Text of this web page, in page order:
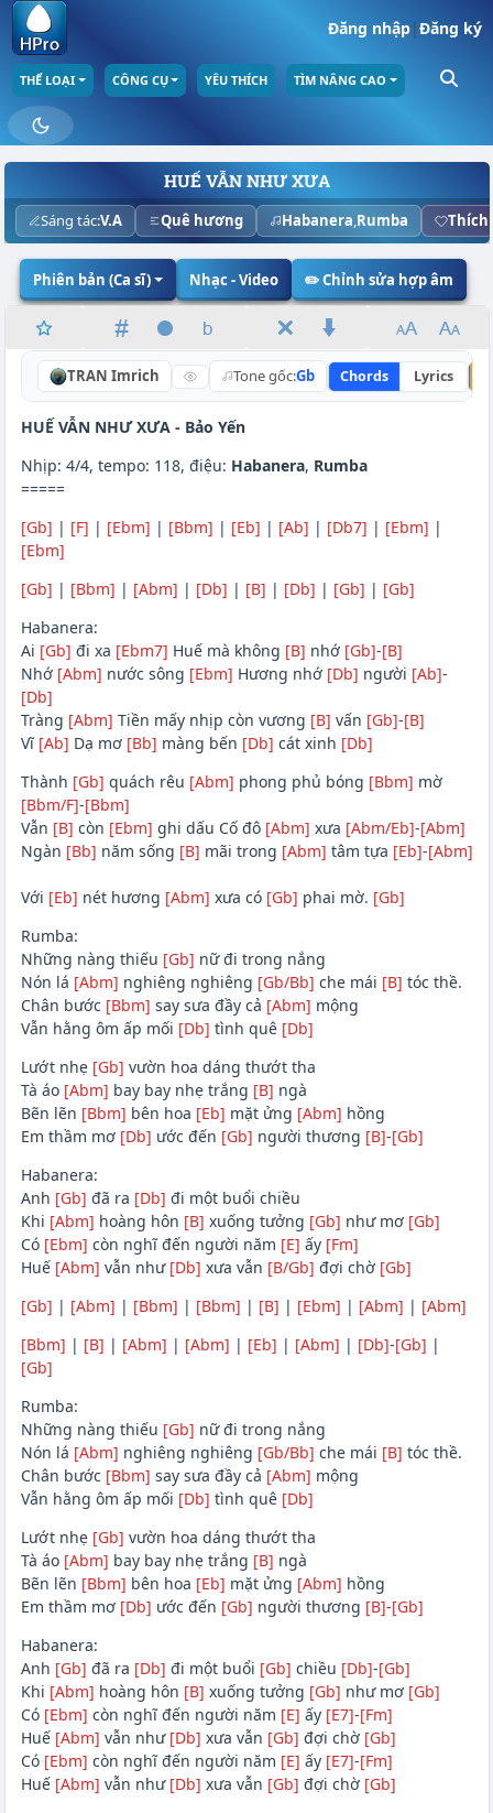
Đăng nhập|Đăng ký
THỂ LOẠI CÔNG CỤ YÊU THÍCH TÌM NÂNG CAO
HUẾ VẪN NHƯ XƯA
Sáng tác:V.A Quê hương Habanera,Rumba Thích
Phiên bản (Ca sĩ) Nhạc - Video ✏️ Chỉnh sửa hợp âm
TRAN Imrich Tone gốc:Gb Chords Lyrics
HUẾ VẪN NHƯ XƯA - Bảo Yến
Nhịp: 4/4, tempo: 118, điệu: Habanera, Rumba
=====
[Gb] | [F] | [Ebm] | [Bbm] | [Eb] | [Ab] | [Db7] | [Ebm] |
[Ebm]
[Gb] | [Bbm] | [Abm] | [Db] | [B] | [Db] | [Gb] | [Gb]
Habanera:
Ai [Gb] đi xa [Ebm7] Huế mà không [B] nhớ [Gb]-[B]
Nhớ [Abm] nước sông [Ebm] Hương nhớ [Db] người [Ab]-
[Db]
Tràng [Abm] Tiền mấy nhịp còn vương [B] vấn [Gb]-[B]
Vĩ [Ab] Dạ mơ [Bb] màng bến [Db] cát xinh [Db]
Thành [Gb] quách rêu [Abm] phong phủ bóng [Bbm] mờ
[Bbm/F]-[Bbm]
Vẫn [B] còn [Ebm] ghi dấu Cố đô [Abm] xưa [Abm/Eb]-[Abm]
Ngàn [Bb] năm sống [B] mãi trong [Abm] tâm tựa [Eb]-[Abm]
Với [Eb] nét hương [Abm] xưa có [Gb] phai mờ. [Gb]
Rumba:
Những nàng thiếu [Gb] nữ đi trong nắng
Nón lá [Abm] nghiêng nghiêng [Gb/Bb] che mái [B] tóc thề.
Chân bước [Bbm] say sưa đầy cả [Abm] mộng
Vẫn hằng ôm ấp mối [Db] tình quê [Db]
Lướt nhẹ [Gb] vườn hoa dáng thướt tha
Tà áo [Abm] bay bay nhẹ trắng [B] ngà
Bẽn lẽn [Bbm] bên hoa [Eb] mặt ửng [Abm] hồng
Em thầm mơ [Db] ước đến [Gb] người thương [B]-[Gb]
Habanera:
Anh [Gb] đã ra [Db] đi một buổi chiều
Khi [Abm] hoàng hôn [B] xuống tưởng [Gb] như mơ [Gb]
Có [Ebm] còn nghĩ đến người năm [E] ấy [Fm]
Huế [Abm] vẫn như [Db] xưa vẫn [B/Gb] đợi chờ [Gb]
[Gb] | [Abm] | [Bbm] | [Bbm] | [B] | [Ebm] | [Abm] | [Abm]
[Bbm] | [B] | [Abm] | [Abm] | [Eb] | [Abm] | [Db]-[Gb] |
[Gb]
Rumba:
Những nàng thiếu [Gb] nữ đi trong nắng
Nón lá [Abm] nghiêng nghiêng [Gb/Bb] che mái [B] tóc thề.
Chân bước [Bbm] say sưa đầy cả [Abm] mộng
Vẫn hằng ôm ấp mối [Db] tình quê [Db]
Lướt nhẹ [Gb] vườn hoa dáng thướt tha
Tà áo [Abm] bay bay nhẹ trắng [B] ngà
Bẽn lẽn [Bbm] bên hoa [Eb] mặt ửng [Abm] hồng
Em thầm mơ [Db] ước đến [Gb] người thương [B]-[Gb]
Habanera:
Anh [Gb] đã ra [Db] đi một buổi [Gb] chiều [Db]-[Gb]
Khi [Abm] hoàng hôn [B] xuống tưởng [Gb] như mơ [Gb]
Có [Ebm] còn nghĩ đến người năm [E] ấy [E7]-[Fm]
Huế [Abm] vẫn như [Db] xưa vẫn [Gb] đợi chờ [Gb]
Có [Ebm] còn nghĩ đến người năm [E] ấy [E7]-[Fm]
Huế [Abm] vẫn như [Db] xưa vẫn [Gb] đợi chờ [Gb]